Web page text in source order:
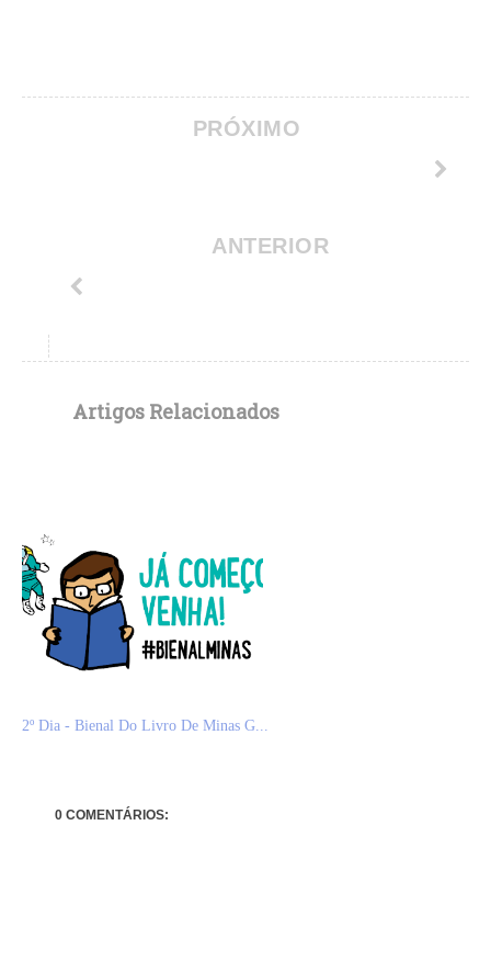
PRÓXIMO
ANTERIOR
Artigos Relacionados
2º Dia - Bienal Do Livro De Minas G...
0 COMENTÁRIOS: